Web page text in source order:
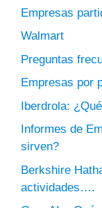
Empresas
Walmart
Preguntas
Empresas por
Iberdrola:
Informes de
sirven?
Berkshire
actividades….